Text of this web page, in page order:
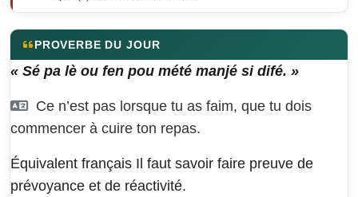
PROVERBE DU JOUR
« Sé pa lè ou fen pou mété manjé si difé. »
Ce n’est pas lorsque tu as faim, que tu dois
commencer à cuire ton repas.
Équivalent français Il faut savoir faire preuve de
prévoyance et de réactivité.